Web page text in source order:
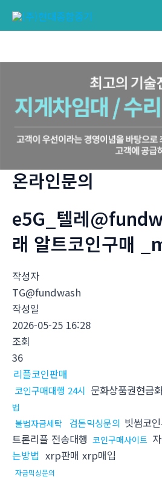
온라인문의
e5G_텔레
래 알트코인구매
작성자
TG@fundwash
작성일
2026-05-25 16:28
조회
36
리플코인판매
코인구매대행 24시 문화상품권현금
법
불법자금세탁
검돈믹싱문의 빗썸코
트론리플 전송대행 코인구매사이트
는방법 xrp판매 xrp매입
자금믹싱문의